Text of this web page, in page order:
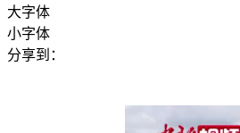
大字体
小字体
分享到：